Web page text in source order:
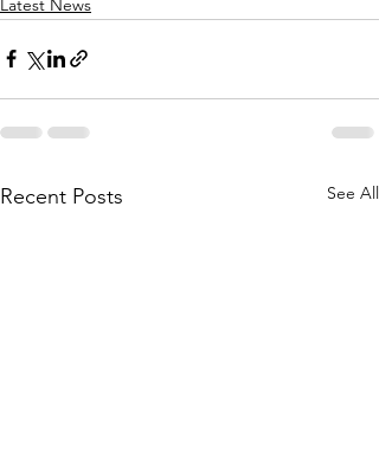
Latest News
Recent Posts See All